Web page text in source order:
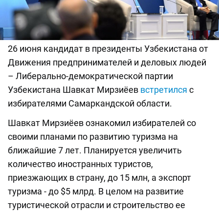
26 июня кандидат в президенты Узбекистана от
Движения предпринимателей и деловых людей
– Либерально-демократической партии
Узбекистана Шавкат Мирзиёев встретился с
избирателями Самаркандской области.
Шавкат Мирзиёев ознакомил избирателей со
своими планами по развитию туризма на
ближайшие 7 лет. Планируется увеличить
количество иностранных туристов,
приезжающих в страну, до 15 млн, а экспорт
туризма - до $5 млрд. В целом на развитие
туристической отрасли и строительство ее